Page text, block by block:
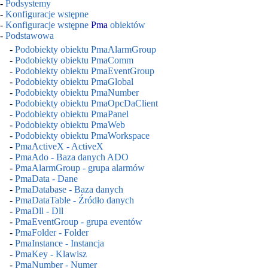
- Podsystemy
- Konfiguracje wstępne
- Konfiguracje wstępne Pma obiektów
- Podstawowa
- Podobiekty obiektu PmaAlarmGroup
- Podobiekty obiektu PmaComm
- Podobiekty obiektu PmaEventGroup
- Podobiekty obiektu PmaGlobal
- Podobiekty obiektu PmaNumber
- Podobiekty obiektu PmaOpcDaClient
- Podobiekty obiektu PmaPanel
- Podobiekty obiektu PmaWeb
- Podobiekty obiektu PmaWorkspace
- PmaActiveX - ActiveX
- PmaAdo - Baza danych ADO
- PmaAlarmGroup - grupa alarmów
- PmaData - Dane
- PmaDatabase - Baza danych
- PmaDataTable - Źródło danych
- PmaDll - Dll
- PmaEventGroup - grupa eventów
- PmaFolder - Folder
- PmaInstance - Instancja
- PmaKey - Klawisz
- PmaNumber - Numer